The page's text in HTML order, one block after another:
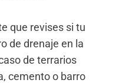
que revises si tu
de drenaje en la
de terrarios
cemento o barro